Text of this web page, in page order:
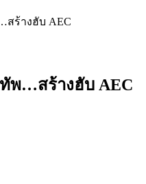
สร้างฮับ AEC
ทัพ…สร้างฮับ AEC